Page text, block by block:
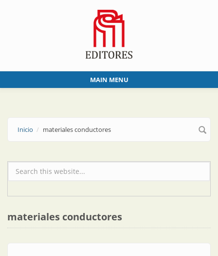
MAIN MENU
Inicio materiales conductores
Formulario de búsqueda
materiales conductores